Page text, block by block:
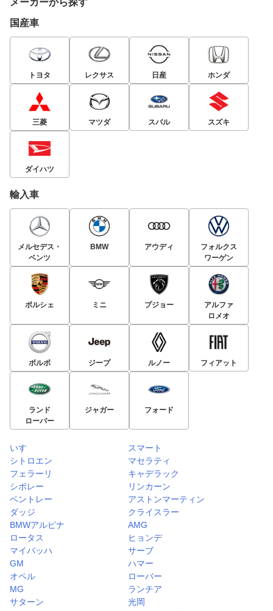
国産車
トヨタ レクサス 日産 ホンダ
三菱 マツダ スバル スズキ
ダイハツ
輸入車
メルセデス・
ベンツ
BMW アウディ
フォルクス
ワーゲン
ポルシェ ミニ プジョー
アルファ
ロメオ
ボルボ ジープ ルノー フィアット
ランド
ローバー
ジャガー フォード
いすゞ
スマート
シトロエン
マセラティ
フェラーリ
キャデラック
シボレー
リンカーン
ベントレー
アストンマーティン
ダッジ
クライスラー
BMWアルピナ
AMG
ロータス
ヒョンデ
マイバッハ
サーブ
GM
ハマー
オペル
ローバー
MG
ランチア
サターン
光岡